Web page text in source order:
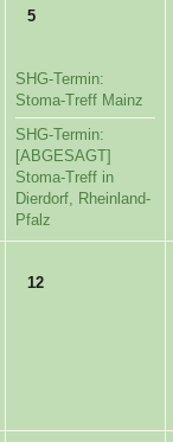
5
SHG-Termin:
Stoma-Treff Mainz
SHG-Termin:
[ABGESAGT]
Stoma-Treff in
Dierdorf, Rheinland-
Pfalz
12